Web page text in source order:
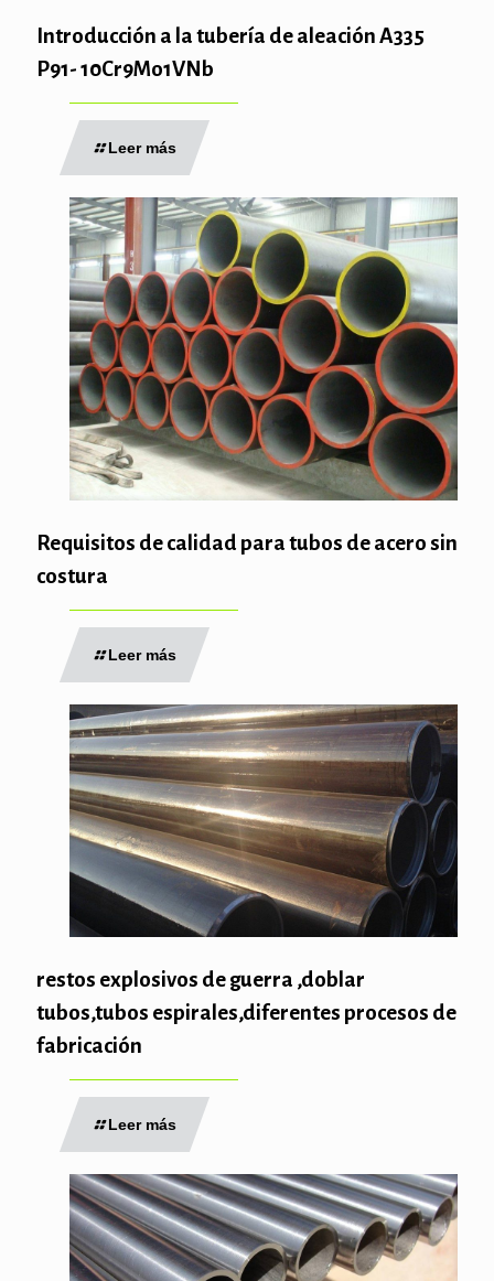
Introducción a la tubería de aleación A335
P91- 10Cr9Mo1VNb
Leer más
Requisitos de calidad para tubos de acero sin
costura
Leer más
restos explosivos de guerra ,doblar
tubos,tubos espirales,diferentes procesos de
fabricación
Leer más